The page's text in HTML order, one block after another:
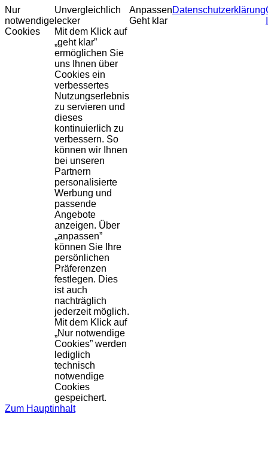
Nur
notwendige
Cookies
Unvergleichlich
lecker
Mit dem Klick auf
„geht klar”
ermöglichen Sie
uns Ihnen über
Cookies ein
verbessertes
Nutzungserlebnis
zu servieren und
dieses
kontinuierlich zu
verbessern. So
können wir Ihnen
bei unseren
Partnern
personalisierte
Werbung und
passende
Angebote
anzeigen. Über
„anpassen”
können Sie Ihre
persönlichen
Präferenzen
festlegen. Dies
ist auch
nachträglich
jederzeit möglich.
Mit dem Klick auf
„Nur notwendige
Cookies” werden
lediglich
technisch
notwendige
Cookies
gespeichert.
Anpassen
Geht klar
Datenschutzerklärung
Zum Hauptinhalt